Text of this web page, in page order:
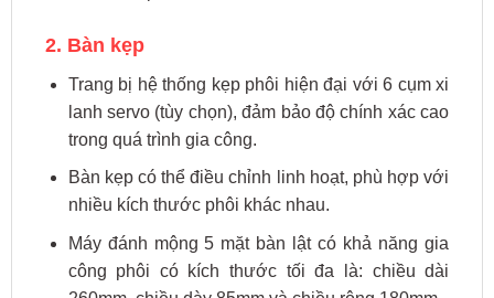
2. Bàn kẹp
Trang bị hệ thống kẹp phôi hiện đại với 6 cụm xi
lanh servo (tùy chọn), đảm bảo độ chính xác cao
trong quá trình gia công.
Bàn kẹp có thể điều chỉnh linh hoạt, phù hợp với
nhiều kích thước phôi khác nhau.
Máy đánh mộng 5 mặt bàn lật có khả năng gia
công phôi có kích thước tối đa là: chiều dài